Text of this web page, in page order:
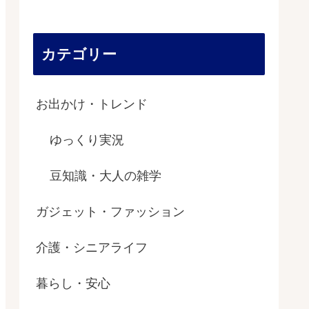
カテゴリー
お出かけ・トレンド
ゆっくり実況
豆知識・大人の雑学
ガジェット・ファッション
介護・シニアライフ
暮らし・安心